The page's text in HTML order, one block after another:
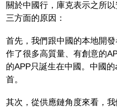
關於中國行，庫克表示之所
三方面的原因：
首先，我們跟中國的本地開
作了很多高質量、有創意的
的APP只誕生在中國。中國
首。
其次，從供應鏈角度來看，